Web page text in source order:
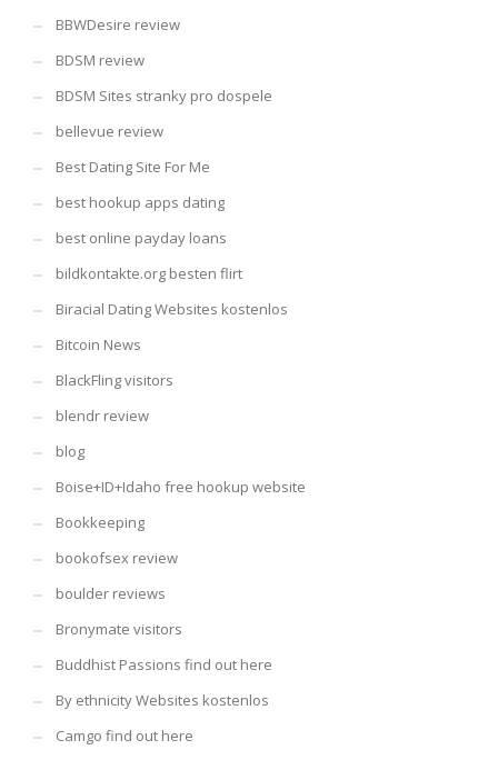
BBWDesire review
BDSM review
BDSM Sites stranky pro dospele
bellevue review
Best Dating Site For Me
best hookup apps dating
best online payday loans
bildkontakte.org besten flirt
Biracial Dating Websites kostenlos
Bitcoin News
BlackFling visitors
blendr review
blog
Boise+ID+Idaho free hookup website
Bookkeeping
bookofsex review
boulder reviews
Bronymate visitors
Buddhist Passions find out here
By ethnicity Websites kostenlos
Camgo find out here